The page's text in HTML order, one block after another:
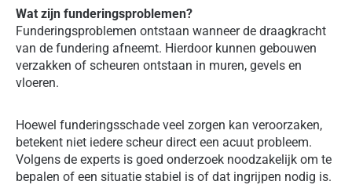
Wat zijn funderingsproblemen?
Funderingsproblemen ontstaan wanneer de draagkracht
van de fundering afneemt. Hierdoor kunnen gebouwen
verzakken of scheuren ontstaan in muren, gevels en
vloeren.
Hoewel funderingsschade veel zorgen kan veroorzaken,
betekent niet iedere scheur direct een acuut probleem.
Volgens de experts is goed onderzoek noodzakelijk om te
bepalen of een situatie stabiel is of dat ingrijpen nodig is.